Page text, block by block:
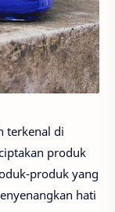
terkenal di
produk
produk yang
hati